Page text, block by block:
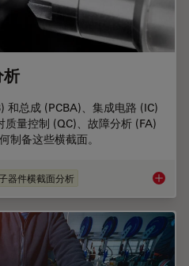
析
和总成 (PCBA)、集成电路 (IC)
量控制 (QC)、故障分析 (FA)
制备这些横截面。
器件横截面分析 电子产